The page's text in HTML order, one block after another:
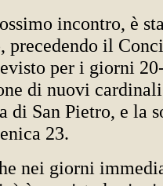
incontro, è
precedendo il
per i giorni
di nuovi
di San Pietro, e la
23.
nei giorni